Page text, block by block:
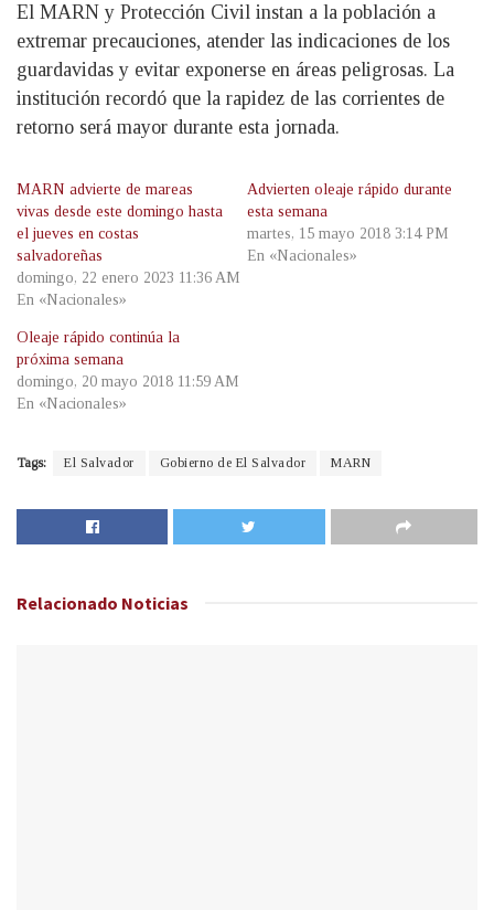
El MARN y Protección Civil instan a la población a
extremar precauciones, atender las indicaciones de los
guardavidas y evitar exponerse en áreas peligrosas. La
institución recordó que la rapidez de las corrientes de
retorno será mayor durante esta jornada.
MARN advierte de mareas
vivas desde este domingo hasta
el jueves en costas
salvadoreñas
domingo, 22 enero 2023 11:36 AM
En «Nacionales»
Advierten oleaje rápido durante
esta semana
martes, 15 mayo 2018 3:14 PM
En «Nacionales»
Oleaje rápido continúa la
próxima semana
domingo, 20 mayo 2018 11:59 AM
En «Nacionales»
Tags: El Salvador Gobierno de El Salvador MARN
Relacionado Noticias